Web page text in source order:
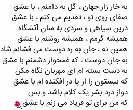
به خار زار جهان ، گل به دامنم ، با عشق
صفای روی تو ، تقدیم می کنم ، با عشق
درین سیاهی و سردی به سان آتشگاه
همیشه گرمم ، همیشه روشنم با عشق
همین نه ، جان به ره دوست می فشانم شاد
به جان دوست ، که غمخوار دشمنم با عشق
به دست بسته ام ای مهربان نگاه مکن
که بیستون را از پا در افکنده ام با عشق
دواز درد بشر یک کلام باشد و بس
که من برای تو فریاد می زنم با عشق